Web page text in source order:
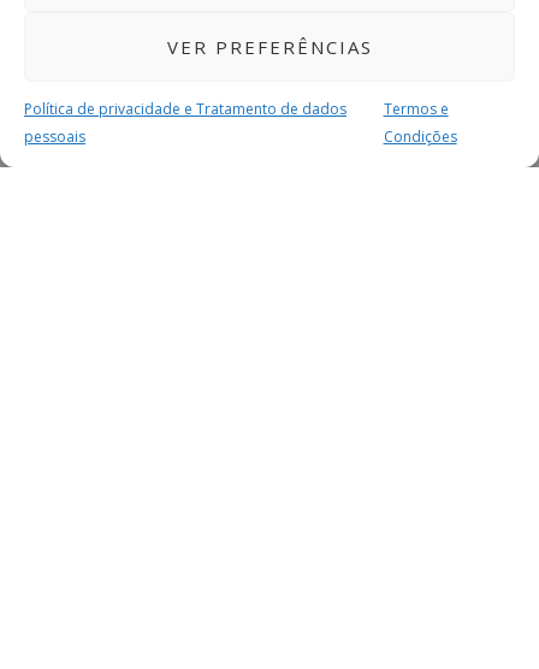
VER PREFERÊNCIAS
Política de privacidade e Tratamento de dados
pessoais
Termos e
Condições